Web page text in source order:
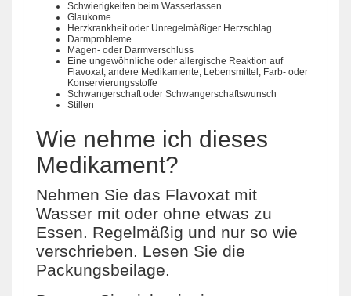
Schwierigkeiten beim Wasserlassen
Glaukome
Herzkrankheit oder Unregelmäßiger Herzschlag
Darmprobleme
Magen- oder Darmverschluss
Eine ungewöhnliche oder allergische Reaktion auf
Flavoxat, andere Medikamente, Lebensmittel, Farb- oder
Konservierungsstoffe
Schwangerschaft oder Schwangerschaftswunsch
Stillen
Wie nehme ich dieses
Medikament?
Nehmen Sie das Flavoxat mit
Wasser mit oder ohne etwas zu
Essen. Regelmäßig und nur so wie
verschrieben. Lesen Sie die
Packungsbeilage.